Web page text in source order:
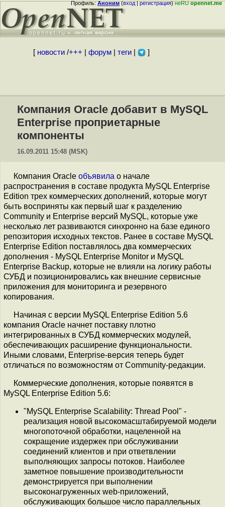
Профиль:Аноним(вход|регистрация)неRUopennet.me
[ новости/+++ форум| теги| ]
Компания Oracle добавит в MySQL
Enterprise проприетарные
компоненты
16.09.2011 15:48 (MSK)
Компания Oracle объявила о начале
распространения в составе продукта MySQL Enterprise
Edition трех коммерческих дополнений, которые могут
быть восприняты как первый шаг к разделению
Сommunity и Enterprise версий MySQL, которые уже
несколько лет развиваются синхронно на базе единого
репозитория исходных текстов. Ранее в составе MySQL
Enterprise Edition поставлялось два коммерческих
дополнения - MySQL Enterprise Monitor и MySQL
Enterprise Backup, которые не влияли на логику работы
СУБД и позиционировались как внешние сервисные
приложения для мониторинга и резервного
копирования.
Начиная с версии MySQL Enterprise Edition 5.6
компания Oracle начнет поставку плотно
интегрированных в СУБД коммерческих модулей,
обеспечивающих расширение функциональности.
Иными словами, Enterprise-версия теперь будет
отличаться по возможностям от Сommunity-редакции.
Коммерческие дополнения, которые появятся в
MySQL Enterprise Edition 5.6:
"MySQL Enterprise Scalability: Thread Pool" -
реализация новой высокомасштабируемой модели
многопоточной обработки, нацеленной на
сокращение издержек при обслуживании
соединений клиентов и при ответвлении
выполняющих запросы потоков. Наиболее
заметное повышение производительности
демонстрируется при выполнении
высоконагруженных web-приложений,
обслуживающих большое число параллельных